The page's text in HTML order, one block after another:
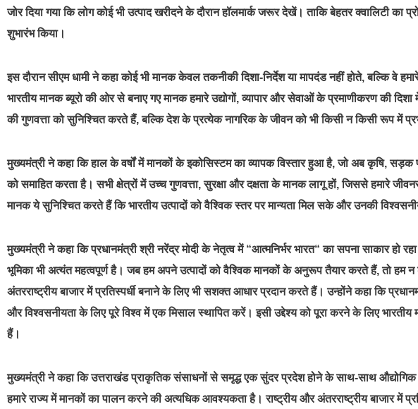
जोर दिया गया कि लोग कोई भी उत्पाद खरीदने के दौरान हॉलमार्क जरूर देखें। ताकि बेहतर क्वालिटी का
शुभारंभ किया।
इस दौरान सीएम धामी ने कहा कोई भी मानक केवल तकनीकी दिशा-निर्देश या मापदंड नहीं होते, बल्कि वे
भारतीय मानक ब्यूरो की ओर से बनाए गए मानक हमारे उद्योगों, व्यापार और सेवाओं के प्रमाणीकरण की दिशा
की गुणवत्ता को सुनिश्चित करते हैं, बल्कि देश के प्रत्येक नागरिक के जीवन को भी किसी न किसी रूप में
मुख्यमंत्री ने कहा कि हाल के वर्षों में मानकों के इकोसिस्टम का व्यापक विस्तार हुआ है, जो अब कृषि,
को समाहित करता है। सभी क्षेत्रों में उच्च गुणवत्ता, सुरक्षा और दक्षता के मानक लागू हों, जिससे हमारे
मानक ये सुनिश्चित करते हैं कि भारतीय उत्पादों को वैश्विक स्तर पर मान्यता मिल सके और उनकी
मुख्यमंत्री ने कहा कि प्रधानमंत्री श्री नरेंद्र मोदी के नेतृत्व में “आत्मनिर्भर भारत“ का सपना साकार हो
भूमिका भी अत्यंत महत्वपूर्ण है। जब हम अपने उत्पादों को वैश्विक मानकों के अनुरूप तैयार करते हैं, तो हम
अंतरराष्ट्रीय बाजार में प्रतिस्पर्धी बनाने के लिए भी सशक्त आधार प्रदान करते हैं। उन्होंने कहा कि
और विश्वसनीयता के लिए पूरे विश्व में एक मिसाल स्थापित करें। इसी उद्देश्य को पूरा करने के लिए भारतीय
हैं।
मुख्यमंत्री ने कहा कि उत्तराखंड प्राकृतिक संसाधनों से समृद्ध एक सुंदर प्रदेश होने के साथ-साथ
हमारे राज्य में मानकों का पालन करने की अत्यधिक आवश्यकता है। राष्ट्रीय और अंतरराष्ट्रीय बाजार में